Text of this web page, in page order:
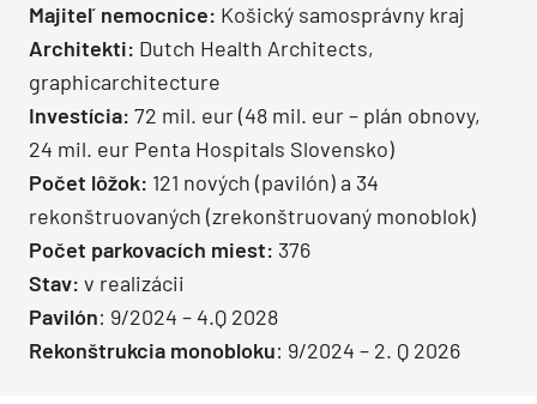
Majiteľ nemocnice: Košický samosprávny kraj
Architekti: Dutch Health Architects,
graphicarchitecture
Investícia: 72 mil. eur (48 mil. eur – plán obnovy,
24 mil. eur Penta Hospitals Slovensko)
Počet lôžok: 121 nových (pavilón) a 34
rekonštruovaných (zrekonštruovaný monoblok)
Počet parkovacích miest: 376
Stav: v realizácii
Pavilón: 9/2024 – 4.Q 2028
Rekonštrukcia monobloku: 9/2024 – 2. Q 2026